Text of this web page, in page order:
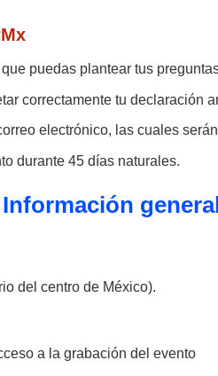
puedas plantear tus
correctamente tu declaración
electrónico, las cuales
durante 45 días naturales.
Información
del centro de México).
a la grabación del evento